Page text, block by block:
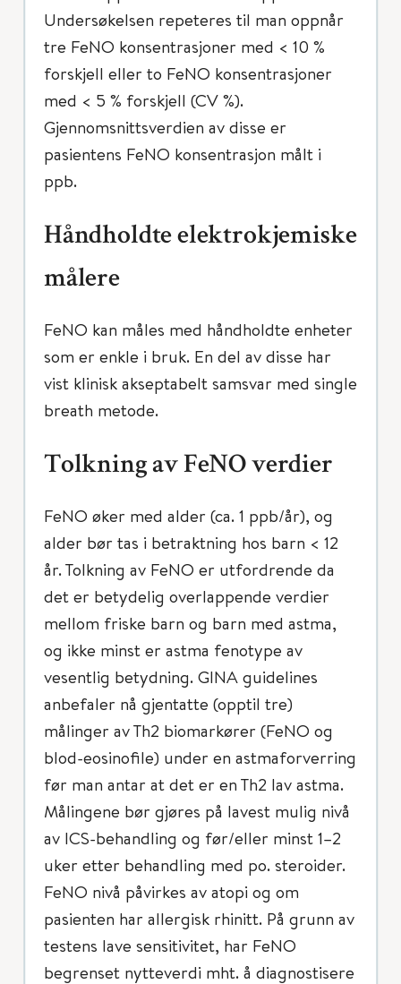
Undersøkelsen repeteres til man oppnår
tre FeNO konsentrasjoner med < 10 %
forskjell eller to FeNO konsentrasjoner
med < 5 % forskjell (CV %).
Gjennomsnittsverdien av disse er
pasientens FeNO konsentrasjon målt i
ppb.
Håndholdte elektrokjemiske
målere
FeNO kan måles med håndholdte enheter
som er enkle i bruk. En del av disse har
vist klinisk akseptabelt samsvar med single
breath metode.
Tolkning av FeNO verdier
FeNO øker med alder (ca. 1 ppb/år), og
alder bør tas i betraktning hos barn < 12
år. Tolkning av FeNO er utfordrende da
det er betydelig overlappende verdier
mellom friske barn og barn med astma,
og ikke minst er astma fenotype av
vesentlig betydning. GINA guidelines
anbefaler nå gjentatte (opptil tre)
målinger av Th2 biomarkører (FeNO og
blod-eosinofile) under en astmaforverring
før man antar at det er en Th2 lav astma.
Målingene bør gjøres på lavest mulig nivå
av ICS-behandling og før/eller minst 1–2
uker etter behandling med po. steroider.
FeNO nivå påvirkes av atopi og om
pasienten har allergisk rhinitt. På grunn av
testens lave sensitivitet, har FeNO
begrenset nytteverdi mht. å diagnostisere